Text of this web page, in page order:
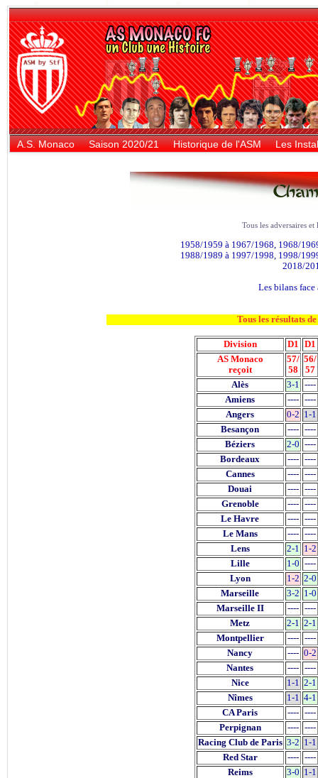
A.S. Monaco Saison 2020/21 Historique de l'ASM Les
Tous les adversaires
1958/1959 à 1967/1968, 1968/
1988/1989 à 1997/1998, 1998/
2018/
Les bilans face
Tous les résultats
Division D1
D1
AS Monaco
reçoit
57/
58
56/
57
Alès
3-1 ----
Amiens
----
----
Angers
0-2 1-1
Besançon
----
----
Béziers
2-0 ----
Bordeaux
----
----
Cannes
----
----
Douai
----
----
Grenoble
----
----
Le Havre
----
----
Le Mans
----
----
Lens
2-1 1-2
Lille
1-0 ----
Lyon
1-2 2-0
Marseille
3-2 1-0
Marseille II
----
----
Metz
2-1 2-1
Montpellier
----
----
Nancy
---- 0-2
Nantes
----
----
Nice
1-1 2-1
Nîmes
1-1 4-1
CA Paris
----
----
Perpignan
----
----
Racing Club de Paris 3-2 1-1
Red Star
----
----
Reims
3-0 1-1